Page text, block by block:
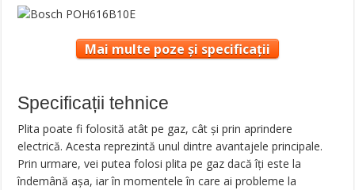
Mai multe poze și specificații
Specificații tehnice
Plita poate fi folosită atât pe gaz, cât și prin aprindere
electrică. Acesta reprezintă unul dintre avantajele principale.
Prin urmare, vei putea folosi plita pe gaz dacă îți este la
îndemână așa, iar în momentele în care ai probleme la